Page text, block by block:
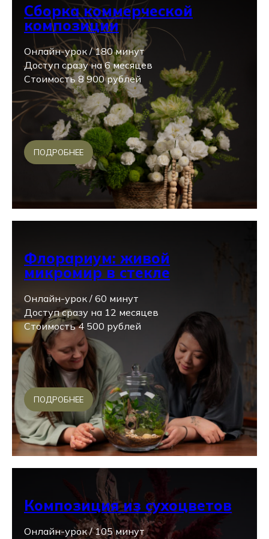
Сборка коммерческой
композиции
Онлайн-урок / 180 минут
Доступ сразу на 6 месяцев
Стоимость 8 900 рублей
ПОДРОБНЕЕ
Флорариум: живой
микромир в стекле
Онлайн-урок / 60 минут
Доступ сразу на 12 месяцев
Стоимость 4 500 рублей
ПОДРОБНЕЕ
Композиция из сухоцветов
Онлайн-урок / 105 минут